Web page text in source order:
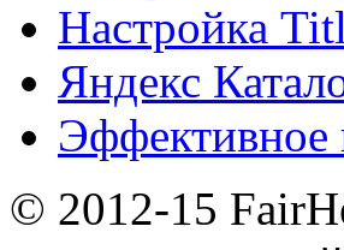
Настройка
Яндекс
Эффективное
© 2012-15